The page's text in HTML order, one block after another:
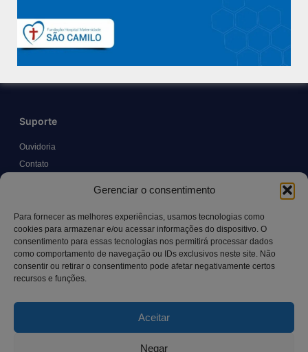
Gerenciar o consentimento
Para fornecer as melhores experiências, usamos tecnologias como
cookies para armazenar e/ou acessar informações do dispositivo. O
consentimento para essas tecnologias nos permitirá processar dados
como comportamento de navegação ou IDs exclusivos neste site. Não
consentir ou retirar o consentimento pode afetar negativamente certos
recursos e funções.
Aceitar
Negar
Diretorias
Políticas e Normas
Trabalhe Conosco
Suporte
Ouvidoria
Contato
Canal LGPD e Segurança da Informação
Contato